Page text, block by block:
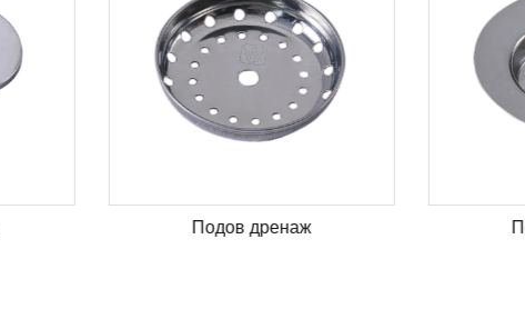
Подов дренаж